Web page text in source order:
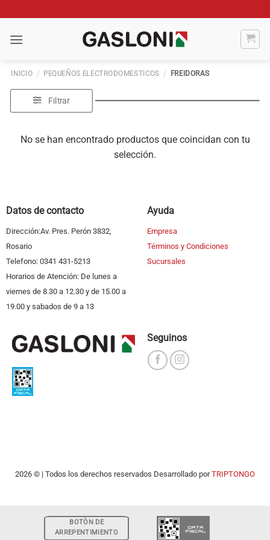
al
contenido
INICIO / PEQUEÑOS ELECTRODOMESTICOS / FREIDORAS
Filtrar
No se han encontrado productos que coincidan con tu
selección.
Datos de contacto
Dirección:Av. Pres. Perón 3832,
Rosario
Telefono: 0341 431-5213
Horarios de Atención: De lunes a
viernes de 8.30 a 12.30 y de 15.00 a
19.00 y sabados de 9 a 13
Ayuda
Empresa
Términos y Condiciones
Sucursales
Seguinos
2026 © | Todos los derechos reservados Desarrollado porTRIPTONGO
BOTÒN DE
ARREPENTIMIENTO